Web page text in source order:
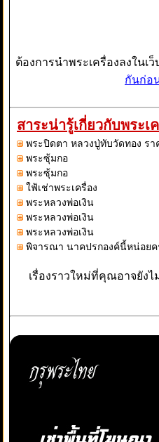
ต้องการนำพระเครื่องลงในเว็
กันก่อ
สาระน่ารู้เกี่ยวกับพระเ
พระปิดตา หลวงปู่ทับวัดทอง ร
พระซุ้มกอ
พระซุ้มกอ
ใฟ้เช่าพระเครื่อง
พระหลวงพ่อเงิน
พระหลวงพ่อเงิน
พระหลวงพ่อเงิน
พิจารณา นาคปรกองค์นี้หน่อยค
เรื่องราวใหม่ที่คุณอาจยังไ